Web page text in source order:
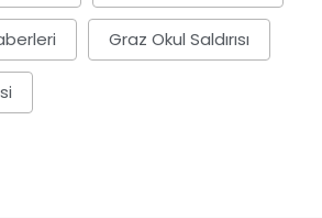
Graz Okul Saldırısı